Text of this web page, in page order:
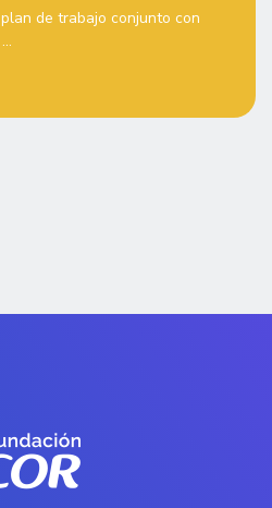
de trabajo conjunto con